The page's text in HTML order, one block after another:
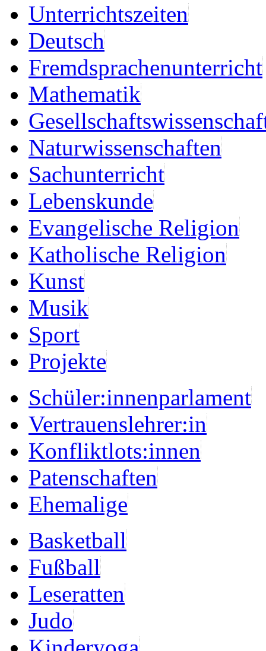
Unterrichtszeiten
Deutsch
Fremdsprachenunterricht
Mathematik
Naturwissenschaften
Sachunterricht
Lebenskunde
Evangelische Religion
Katholische Religion
Kunst
Musik
Sport
Projekte
Schüler:innenparlament
Vertrauenslehrer:in
Konfliktlots:innen
Patenschaften
Ehemalige
Basketball
Fußball
Leseratten
Judo